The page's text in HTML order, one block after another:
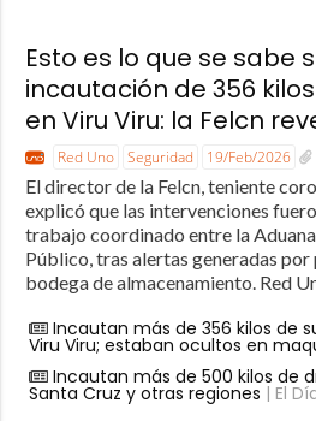
Esto es lo que se sabe
incautación de 356
en Viru Viru: la Felcn
Red Uno Seguridad 19/Feb/2026
El director de la Felcn, teniente
explicó que las intervenciones
trabajo coordinado entre la
Público, tras alertas generadas por
bodega de almacenamiento. Red
Incautan más de 356 kilos de
Viru Viru; estaban ocultos en
Incautan más de 500 kilos de
Santa Cruz y otras regiones | El